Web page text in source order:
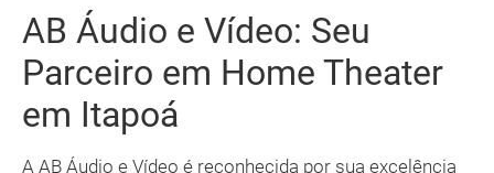
AB Áudio e Vídeo: Seu
Parceiro em Home Theater
em Itapoá
A AB Áudio e Vídeo é reconhecida por sua excelência